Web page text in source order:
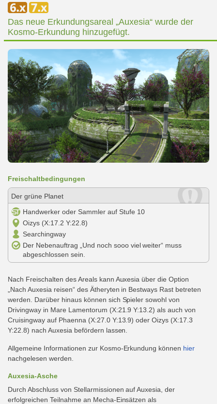
Das neue Erkundungsareal „Auxesia“ wurde der
Kosmo-Erkundung hinzugefügt.
Freischaltbedingungen
Der grüne Planet
Handwerker oder Sammler auf Stufe 10
Oizys (X:17.2 Y:22.8)
Searchingway
Der Nebenauftrag „Und noch sooo viel weiter“ muss
abgeschlossen sein.
Nach Freischalten des Areals kann Auxesia über die Option
„Nach Auxesia reisen“ des Ätheryten in Bestways Rast betreten
werden. Darüber hinaus können sich Spieler sowohl von
Drivingway in Mare Lamentorum (X:21.9 Y:13.2) als auch von
Cruisingway auf Phaenna (X:27.0 Y:13.9) oder Oizys (X:17.3
Y:22.8) nach Auxesia befördern lassen.
Allgemeine Informationen zur Kosmo-Erkundung können hier
nachgelesen werden.
Auxesia-Asche
Durch Abschluss von Stellarmissionen auf Auxesia, der
erfolgreichen Teilnahme an Mecha-Einsätzen als